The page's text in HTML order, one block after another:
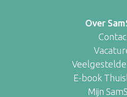
Over
E-book
Mijn